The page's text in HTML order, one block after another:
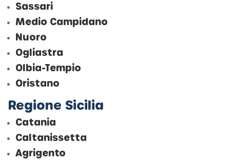
Sassari
Medio Campidano
Nuoro
Ogliastra
Olbia-Tempio
Oristano
Regione Sicilia
Catania
Caltanissetta
Agrigento